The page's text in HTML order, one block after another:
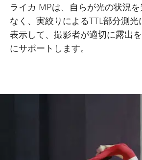
ライカ MPは、自らが光の状況
なく、実絞りによるTTL部分測
表示して、撮影者が適切に露出
にサポートします。